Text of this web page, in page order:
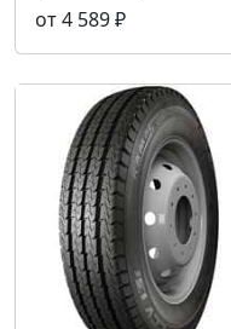
от 4 589 ₽